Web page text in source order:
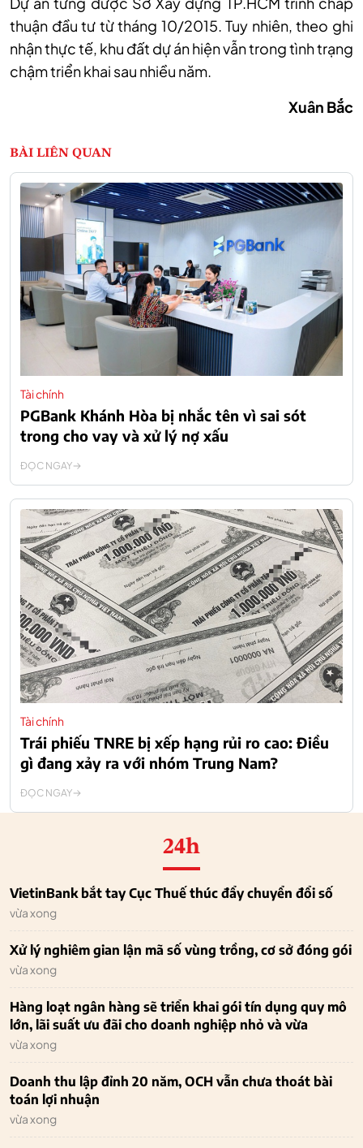
thuận đầu tư từ tháng 10/2015. Tuy nhiên, theo ghi
nhận thực tế, khu đất dự án hiện vẫn trong tình trạng
chậm triển khai sau nhiều năm.
Xuân Bắc
BÀI LIÊN QUAN
Tài chính
PGBank Khánh Hòa bị nhắc tên vì sai sót
trong cho vay và xử lý nợ xấu
ĐỌC NGAY
Tài chính
Trái phiếu TNRE bị xếp hạng rủi ro cao: Điều
gì đang xảy ra với nhóm Trung Nam?
ĐỌC NGAY
24h
VietinBank bắt tay Cục Thuế thúc đẩy chuyển đổi số
vừa xong
Xử lý nghiêm gian lận mã số vùng trồng, cơ sở đóng gói
vừa xong
Hàng loạt ngân hàng sẽ triển khai gói tín dụng quy mô
lớn, lãi suất ưu đãi cho doanh nghiệp nhỏ và vừa
vừa xong
Doanh thu lập đỉnh 20 năm, OCH vẫn chưa thoát bài
toán lợi nhuận
vừa xong